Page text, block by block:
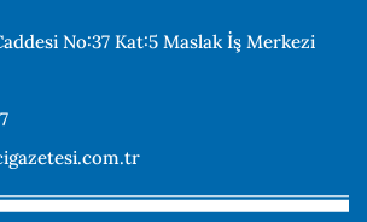
No:37 Kat:5 Maslak İş Merkezi